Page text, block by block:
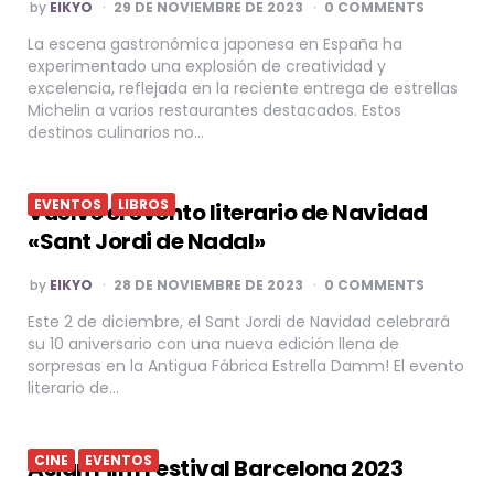
POSTED
BY
by EIKYO 29 DE NOVIEMBRE DE 2023 0 COMMENTS
La escena gastronómica japonesa en España ha
experimentado una explosión de creatividad y
excelencia, reflejada en la reciente entrega de estrellas
Michelin a varios restaurantes destacados. Estos
destinos culinarios no…
EVENTOS LIBROS
Vuelve el evento literario de Navidad
«Sant Jordi de Nadal»
POSTED
BY
by EIKYO 28 DE NOVIEMBRE DE 2023 0 COMMENTS
Este 2 de diciembre, el Sant Jordi de Navidad celebrará
su 10 aniversario con una nueva edición llena de
sorpresas en la Antigua Fábrica Estrella Damm! El evento
literario de…
CINE EVENTOS
Asian Film Festival Barcelona 2023